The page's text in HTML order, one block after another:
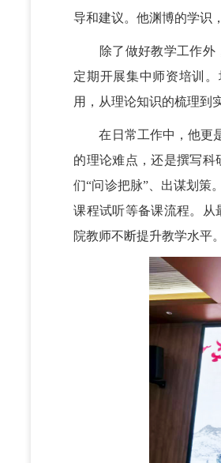
导和建议。他渊博的学识
除了做好教学工作外，
定期开展集中师资培训
用，从理论知识的梳理到
在日常工作中，他更是
的理论难点，还是撰写
们“问诊把脉”、出谋划策
课程试听等备课流程。从
院教师不断提升教学水平。